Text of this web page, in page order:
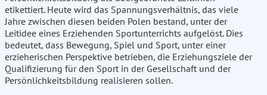
etikettiert. Heute wird das Spannungsverhältnis, das viele
Jahre zwischen diesen beiden Polen bestand, unter der
Leitidee eines Erziehenden Sportunterrichts aufgelöst. Dies
bedeutet, dass Bewegung, Spiel und Sport, unter einer
erzieherischen Perspektive betrieben, die Erziehungsziele der
Qualifizierung für den Sport in der Gesellschaft und der
Persönlichkeitsbildung realisieren sollen.